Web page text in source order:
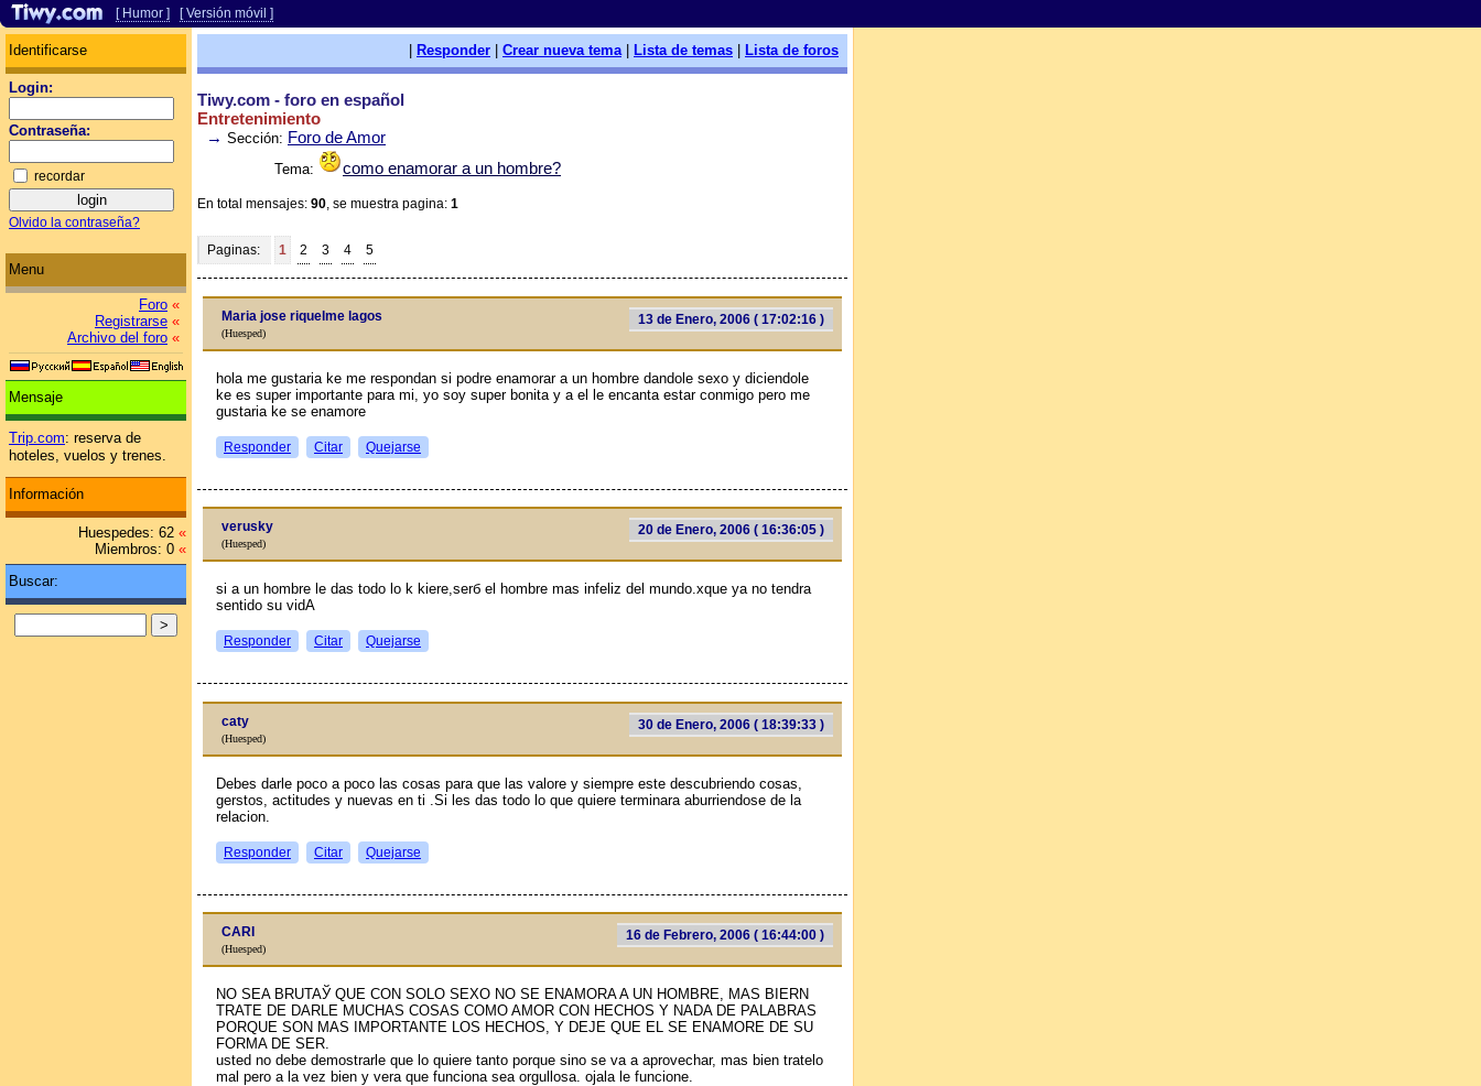
[ Humor ] [ Versión móvil ]
Identificarse
Login:
Contraseña:
recordar
Olvido la contraseña?
Menu
Foro «
Registrarse «
Archivo del foro «
Mensaje
Trip.com: reserva de
hoteles, vuelos y trenes.
Información
Huespedes: 62 «
Miembros: 0 «
Buscar:
Responder Crear nueva tema| Lista de temas Lista de foros
Tiwy.com - foro en español
Entretenimiento
→ Sección: Foro de Amor
Tema: como enamorar a un hombre?
En total mensajes: 90, se muestra pagina: 1
Paginas: 1 2 3 4 5
13 de Enero, 2006 ( 17:02:16 )
Maria jose riquelme lagos
(Huesped)
hola me gustaria ke me respondan si podre enamorar a un hombre dandole sexo y diciendole
ke es super importante para mi, yo soy super bonita y a el le encanta estar conmigo pero me
gustaria ke se enamore
Responder Citar Quejarse
20 de Enero, 2006 ( 16:36:05 )
verusky
(Huesped)
si a un hombre le das todo lo k kiere,serб el hombre mas infeliz del mundo.xque ya no tendra
sentido su vidA
Responder Citar Quejarse
30 de Enero, 2006 ( 18:39:33 )
caty
(Huesped)
Debes darle poco a poco las cosas para que las valore y siempre este descubriendo cosas,
gerstos, actitudes y nuevas en ti .Si les das todo lo que quiere terminara aburriendose de la
relacion.
Responder Citar Quejarse
16 de Febrero, 2006 ( 16:44:00 )
CARI
(Huesped)
NO SEA BRUTAЎ QUE CON SOLO SEXO NO SE ENAMORA A UN HOMBRE, MAS BIERN
TRATE DE DARLE MUCHAS COSAS COMO AMOR CON HECHOS Y NADA DE PALABRAS
PORQUE SON MAS IMPORTANTE LOS HECHOS, Y DEJE QUE EL SE ENAMORE DE SU
FORMA DE SER.
usted no debe demostrarle que lo quiere tanto porque sino se va a aprovechar, mas bien tratelo
mal pero a la vez bien y vera que funciona sea orgullosa. ojala le funcione.